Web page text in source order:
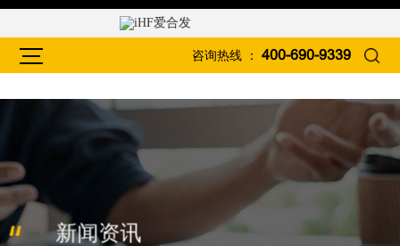
咨询热线 ： 400-690-9339
新闻资讯